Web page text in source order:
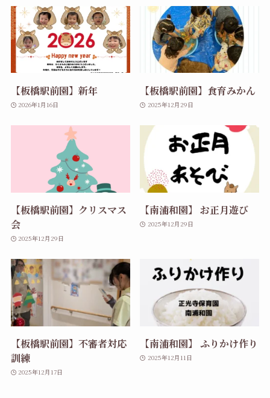
【板橋駅前園】新年
2026年1月16日
【板橋駅前園】食育みかん
2025年12月29日
【板橋駅前園】クリスマス
会
2025年12月29日
【南浦和園】 お正月遊び
2025年12月29日
【板橋駅前園】不審者対応
訓練
2025年12月17日
【南浦和園】 ふりかけ作り
2025年12月11日